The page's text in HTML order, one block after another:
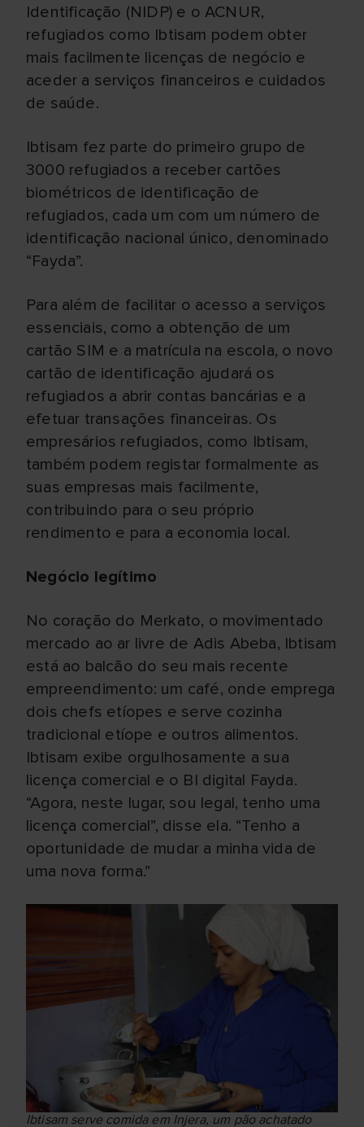
Identificação (NIDP) e o ACNUR,
refugiados como Ibtisam podem obter
mais facilmente licenças de negócio e
aceder a serviços financeiros e cuidados
de saúde.
Ibtisam fez parte do primeiro grupo de
3000 refugiados a receber cartões
biométricos de identificação de
refugiados, cada um com um número de
identificação nacional único, denominado
“Fayda”.
Para além de facilitar o acesso a serviços
essenciais, como a obtenção de um
cartão SIM e a matrícula na escola, o novo
cartão de identificação ajudará os
refugiados a abrir contas bancárias e a
efetuar transações financeiras. Os
empresários refugiados, como Ibtisam,
também podem registar formalmente as
suas empresas mais facilmente,
contribuindo para o seu próprio
rendimento e para a economia local.
Negócio legítimo
No coração do Merkato, o movimentado
mercado ao ar livre de Adis Abeba, Ibtisam
está ao balcão do seu mais recente
empreendimento: um café, onde emprega
dois chefs etíopes e serve cozinha
tradicional etíope e outros alimentos.
Ibtisam exibe orgulhosamente a sua
licença comercial e o BI digital Fayda.
“Agora, neste lugar, sou legal, tenho uma
licença comercial”, disse ela. “Tenho a
oportunidade de mudar a minha vida de
uma nova forma.”
Ibtisam serve comida em Injera, um pão achatado